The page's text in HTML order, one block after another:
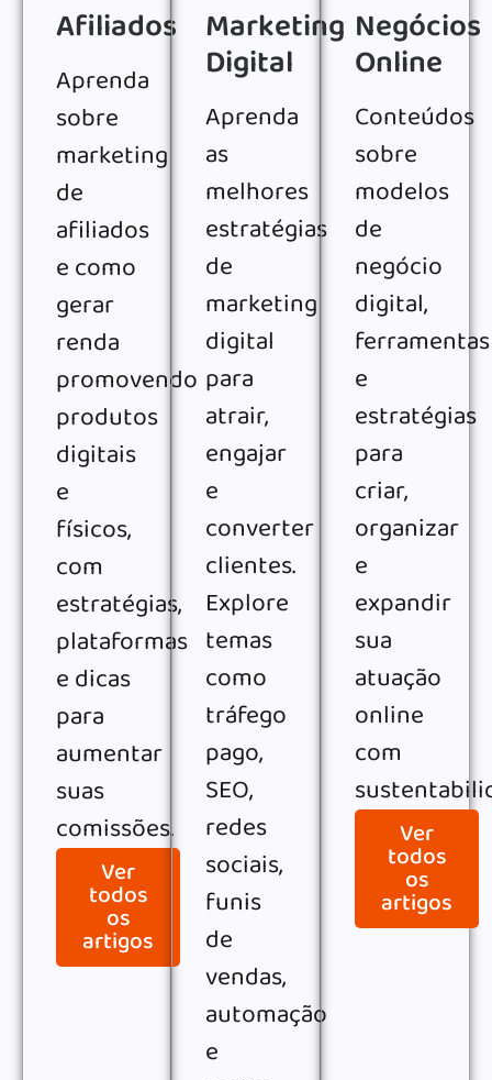
Afiliados
Aprenda
sobre
marketing
de
afiliados
e como
gerar
renda
promovendo
produtos
digitais
e
físicos,
com
estratégias,
plataformas
e dicas
para
aumentar
suas
comissões.
Ver
todos
os
artigos
Marketing
Digital
Aprenda
as
melhores
estratégias
de
marketing
digital
para
atrair,
engajar
e
converter
clientes.
Explore
temas
como
tráfego
pago,
SEO,
redes
sociais,
funis
de
vendas,
automação
e
Negócios
Online
Conteúdos
sobre
modelos
de
negócio
digital,
ferramentas
e
estratégias
para
criar,
organizar
e
expandir
sua
atuação
online
com
Ver
todos
os
artigos